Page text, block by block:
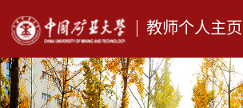
教师个人主页